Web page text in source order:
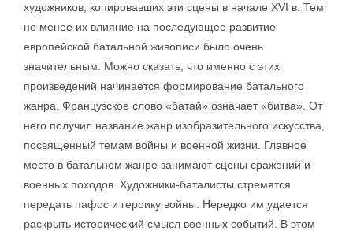
художников, копировавших эти сцены в начале XVI в. Тем
не менее их влияние на последующее развитие
европейской батальной живописи было очень
значительным. Можно сказать, что именно с этих
произведений начинается формирование батального
жанра. Французское слово «батай» означает «битва». От
него получил название жанр изобразительного искусства,
посвященный темам войны и военной жизни. Главное
место в батальном жанре занимают сцены сражений и
военных походов. Художники-баталисты стремятся
передать пафос и героику войны. Нередко им удается
раскрыть исторический смысл военных событий. В этом